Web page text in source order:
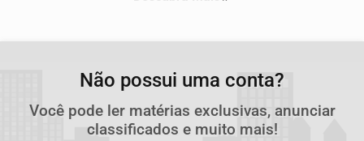
Não possui uma conta?
Você pode ler matérias exclusivas, anunciar
classificados e muito mais!